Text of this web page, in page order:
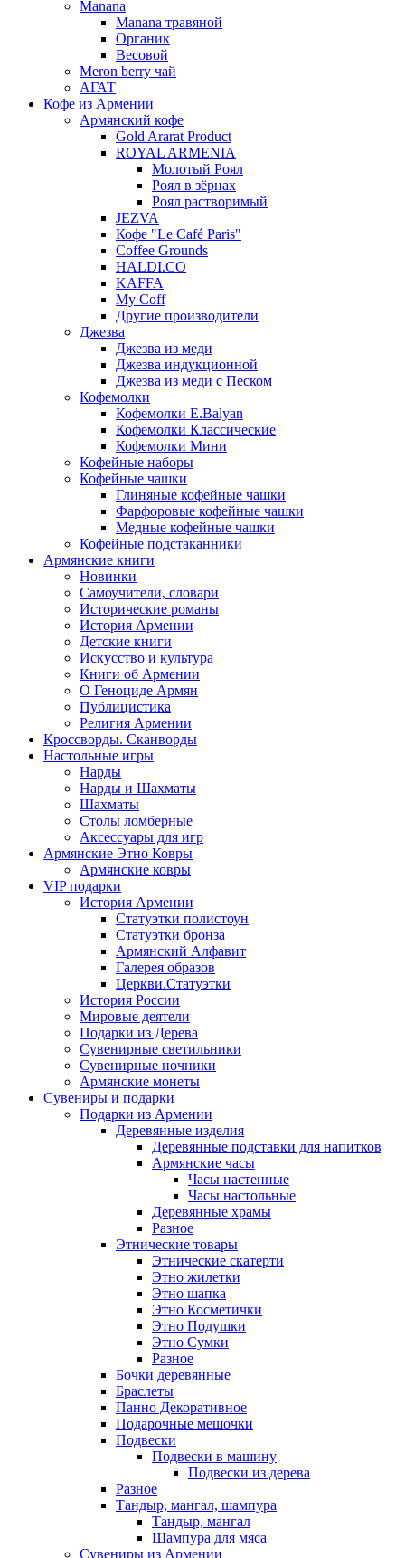
Manana
Manana травяной
Органик
Весовой
Meron berry чай
АГАТ
Кофе из Армении
Армянский кофе
Gold Ararat Product
ROYAL ARMENIA
Молотый Роял
Роял в зёрнах
Роял растворимый
JEZVA
Кофе "Le Café Paris"
Coffee Grounds
HALDI.CO
KAFFA
My Coff
Другие производители
Джезва
Джезва из меди
Джезва индукционной
Джезва из меди с Песком
Кофемолки
Кофемолки E.Balyan
Кофемолки Классические
Кофемолки Мини
Кофейные наборы
Кофейные чашки
Глиняные кофейные чашки
Фарфоровые кофейные чашки
Медные кофейные чашки
Кофейные подстаканники
Армянские книги
Новинки
Самоучители, словари
Исторические романы
История Армении
Детские книги
Иcкусство и культура
Книги об Армении
О Геноциде Армян
Публицистика
Религия Армении
Кроссворды. Сканворды
Настольные игры
Нарды
Нарды и Шахматы
Шахматы
Столы ломберные
Аксессуары для игр
Армянские Этно Ковры
Армянские ковры
VIP подарки
История Армении
Статуэтки полистоун
Статуэтки бронза
Армянский Алфавит
Галерея образов
Церкви.Статуэтки
История России
Мировые деятели
Подарки из Дерева
Сувенирные светильники
Сувенирные ночники
Армянские монеты
Сувениры и подарки
Подарки из Армении
Деревянные изделия
Деревянные подставки для напитков
Армянские часы
Часы настенные
Часы настольные
Деревянные храмы
Разное
Этнические товары
Этнические скатерти
Этно жилетки
Этно шапка
Этно Косметички
Этно Подушки
Этно Сумки
Разное
Бочки деревянные
Браслеты
Панно Декоративное
Подарочные мешочки
Подвески
Подвески в машину
Подвески из дерева
Разное
Тандыр, мангал, шампура
Тандыр, мангал
Шампура для мяса
Сувениры из Армении